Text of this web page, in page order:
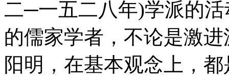
二─一五二八年)学派的
的儒家学者，不论是激
阳明，在基本观念上，